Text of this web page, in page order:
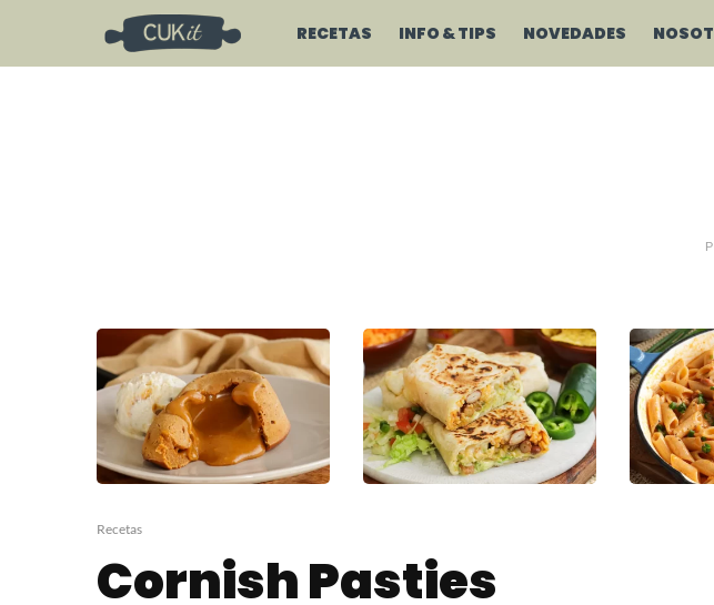
RECETAS INFO & TIPS NOVEDADES
en AirFryer
Recetas
Cornish Pasties